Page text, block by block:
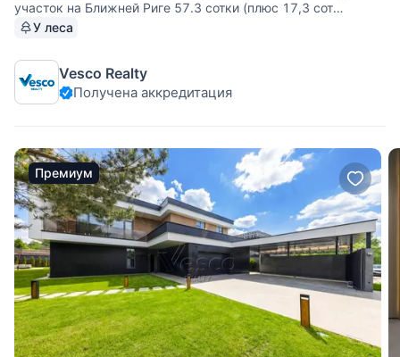
участок на Ближней Риге 57.3 сотки (плюс 17,3 сот
аренда), монолитный коттедж в завершающей стадии
пять спален, spa с бассейном 25 метров, гостиная, черная
и белая кухни, зона
У леса
Vesco Realty
Получена аккредитация
Премиум